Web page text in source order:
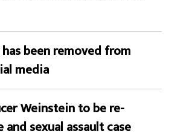
has been removed from
media
Weinstein to be re-
sexual assault case